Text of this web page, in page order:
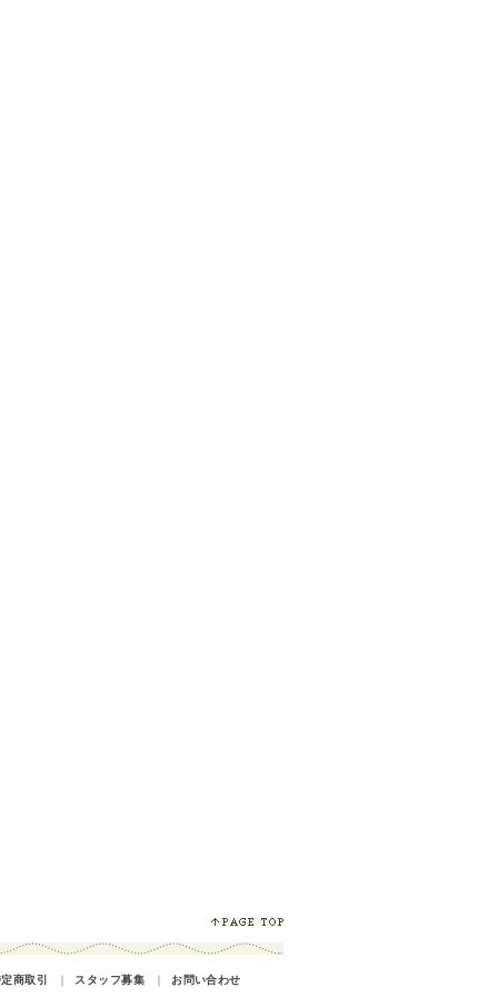
商取引 ｜ スタッフ募集 ｜ お問い合わせ